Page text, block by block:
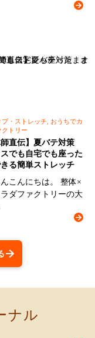
ブ・ストレッチ, おうちでカ
クトリー
師直伝】夏バテ対策
でも自宅でも座った
る簡単ストレッチ
こんにちは。 整体×
ダファクトリーの大
ナル